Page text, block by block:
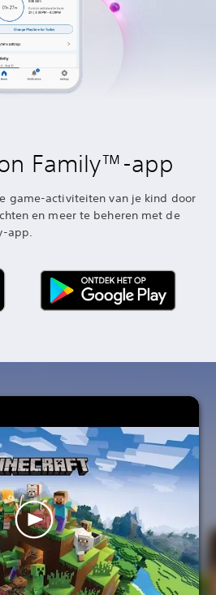
Family™-app
game-activiteiten van je kind door
en meer te beheren met de
app.‎